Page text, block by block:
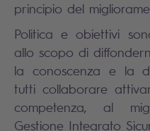
principio del
Politica e obiettivi
allo scopo di
la conoscenza e la
tutti collaborare
competenza, al
Gestione Integrato